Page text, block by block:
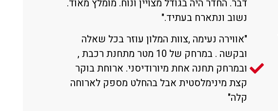
דבר. החדר היה בגודל מצויין ונוח. מומלץ מאוד.
נשוב ונתארח בעתיד."
"אווירה נעימה ,צוות המלון עוזר בכל שאלה
ובקשה . במרחק של 10 מטר מתחנת רכבת ,
ובמרחק תחנה אחת מיורודיסני. ארוחת בוקר
קצת מינימלסטית אבל בהחלט מספק לארוחה
קלה"